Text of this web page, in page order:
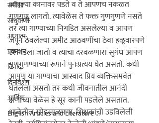
समीक्षा
साधुवाणी
अध्यात्म
प्रकाशन
विनोद
दिनविशेष
आर्थिक
English Articles and Literature ...
आपल्या कानावर पडते व ते आपणच नकळत
गुणगुणू लागतो. त्यावेळेस ते फक्त गुणगुणणे नसते
तर त्या गाण्याच्या निगडित असलेल्या व आपण
जपून ठेवलेल्या अमीट आठवणींचा ठेवा हळूवारपणे
उलगडला जातो व त्याचा दरवळणारा सुगंध आपण
गुणगुणण्याच्या रूपाने पुनःप्रत्यय घेत असतो. कधी
आपण या गाण्याचा आस्वाद प्रिय व्यक्तिसमवेत
घेतलेला असतो तर कधी जीवनातील आनंदी
क्षणांच्या वेळेस हे सूर कानी पडलेले असतात.
शाळेतील खोडसाळपणा, शिक्षकांची उडविलेली